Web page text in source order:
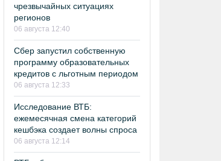
чрезвычайных ситуациях
регионов
06 августа 12:40
Сбер запустил собственную
программу образовательных
кредитов с льготным периодом
06 августа 12:33
Исследование ВТБ:
ежемесячная смена категорий
кешбэка создает волны спроса
06 августа 12:14